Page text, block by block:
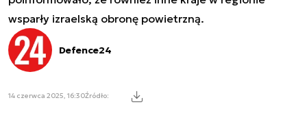
wsparły izraelską obronę powietrzną.
Defence24
14 czerwca 2025, 16:30Źródło: